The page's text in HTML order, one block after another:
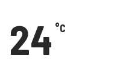
24 °C